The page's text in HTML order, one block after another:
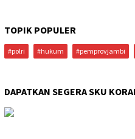
TOPIK POPULER
#polri #hukum #pemprovjambi
DAPATKAN SEGERA SKU